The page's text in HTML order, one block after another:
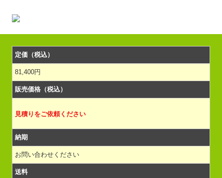
定価（税込）
81,400円
販売価格（税込）
見積りをご依頼ください
納期
お問い合わせください
送料